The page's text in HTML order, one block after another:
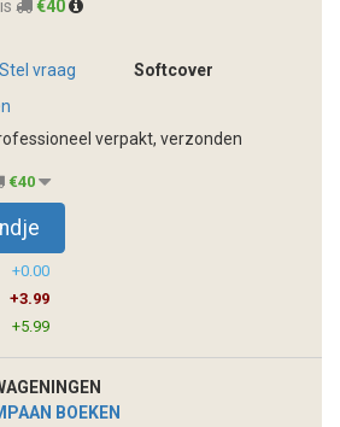
€40
Stel vraag
Softcover
verpakt, verzonden
€40
+0.00
+3.99
+5.99
BOEKEN